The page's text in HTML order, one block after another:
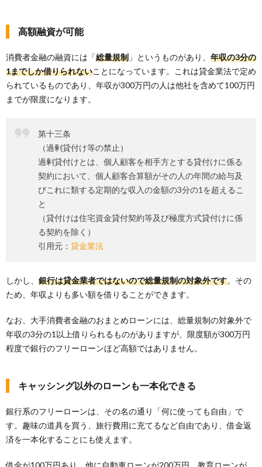
高額融資が可能
消費者金融の融資には「総量規制 」というものがあり、 年収の3分の
1までしか借りられないことになっています。これは貸金業法で定め
られているものであり、年収が300万円の人は他社を含めて100万円
までが限度になります。
第十三条
（過剰貸付け等の禁止）
過剰貸付けとは、個人顧客を相手方とする貸付けに係る
契約において、個人顧客合算額がその人の年間の給与及
びこれに類する定期的な収入の金額の3分の1を超えるこ
と
（貸付けは住宅資金貸付契約等及び極度方式貸付けに係
る契約を除く）
引用元： 貸金業法
しかし、 銀行は貸金業者ではないので総量規制の対象外です。その
ため、年収よりも多い額を借りることができます。
なお、大手消費者金融のおまとめローンには、総量規制の対象外で
年収の3分の1以上借りられるものがありますが、限度額が300万円
程度で銀行のフリーローンほど高額ではありません。
キャッシング以外のローンも一本化できる
銀行系のフリーローンは、その名の通り「何に使っても自由」で
す。趣味の道具を買う、旅行費用に充てるなど自由であり、借金返
済を一本化することにも使えます。